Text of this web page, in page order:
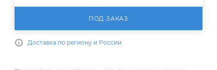
ПОД ЗАКАЗ
Доставка по региону и России